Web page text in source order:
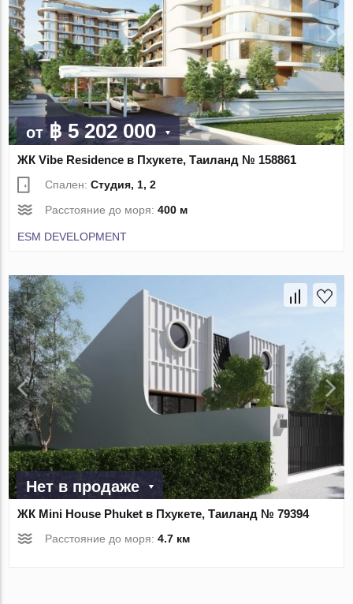
от฿ 5 202 000
ЖК Vibe Residence в Пхукете, Таиланд № 158861
Спален:Студия, 1, 2
Расстояние до моря:400 м
ESM DEVELOPMENT
Нет в продаже
ЖК Mini House Phuket в Пхукете, Таиланд № 79394
Расстояние до моря:4.7 км